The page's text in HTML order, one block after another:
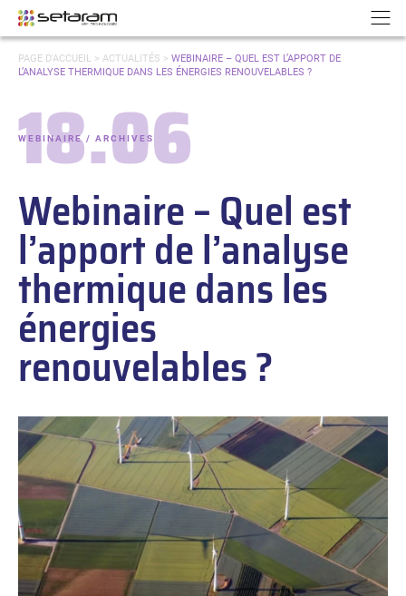
Aller au contenu
VOUS
ÊTES
PAGE D'ACCUEIL> ACTUALITÉS > WEBINAIRE – QUEL EST L’APPORT DE
L’ANALYSE THERMIQUE DANS LES ÉNERGIES RENOUVELABLES ?
Webinaire – Quel est
l’apport de l’analyse
thermique dans les
énergies
renouvelables ?
Date :
18.06
WEBINAIRE / ARCHIVES
Panneau de gestion des cookies